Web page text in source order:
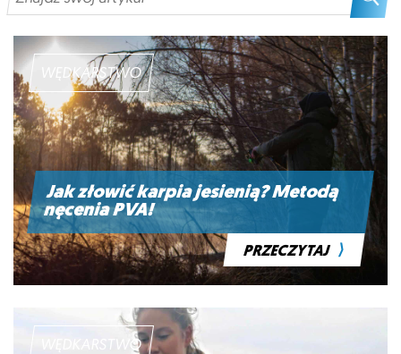
WĘDKARSTWO
Jak złowić karpia jesienią? Metodą
nęcenia PVA!
PRZECZYTAJ ⟩
WĘDKARSTWO